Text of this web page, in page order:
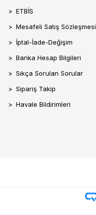
ETBİS
Mesafeli Satış Sözleşmesi
İptal-İade-Değişim
Banka Hesap Bilgileri
Sıkça Sorulan Sorular
Sipariş Takip
Havale Bildirimleri